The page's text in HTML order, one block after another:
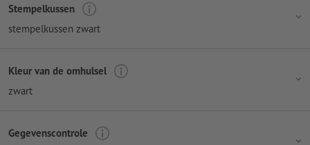
Stempelkussen
stempelkussen zwart
Kleur van de omhulsel
zwart
Gegevenscontrole